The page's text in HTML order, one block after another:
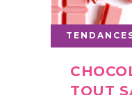
TOUT